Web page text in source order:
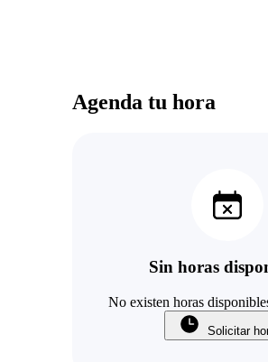
Agenda tu hora
Sin horas
No existen horas
Solicitar